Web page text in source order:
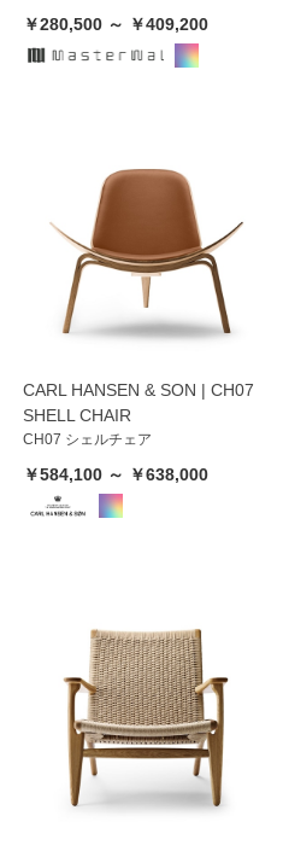
￥280,500 ～ ￥409,200
CARL HANSEN & SON | CH07
SHELL CHAIR
CH07 シェルチェア
￥584,100 ～ ￥638,000